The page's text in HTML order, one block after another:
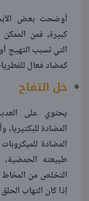
أوضحت بعض
كبيرة، فمن
التي تسبب التهيج
كمضاد فعال
خل التفاح
يحتوي على
المضادة
المضادة
طبيعته
التخلص من المخاط
إذا كان التهاب